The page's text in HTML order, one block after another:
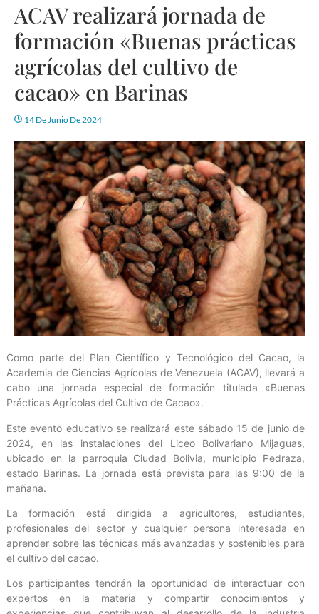
ACAV realizará jornada de
formación «Buenas prácticas
agrícolas del cultivo de
cacao» en Barinas
14 De Junio De 2024
Como parte del Plan Científico y Tecnológico del Cacao, la
Academia de Ciencias Agrícolas de Venezuela (ACAV), llevará a
cabo una jornada especial de formación titulada «Buenas
Prácticas Agrícolas del Cultivo de Cacao».
Este evento educativo se realizará este sábado 15 de junio de
2024, en las instalaciones del Liceo Bolivariano Mijaguas,
ubicado en la parroquia Ciudad Bolivia, municipio Pedraza,
estado Barinas. La jornada está prevista para las 9:00 de la
mañana.
La formación está dirigida a agricultores, estudiantes,
profesionales del sector y cualquier persona interesada en
aprender sobre las técnicas más avanzadas y sostenibles para
el cultivo del cacao.
Los participantes tendrán la oportunidad de interactuar con
expertos en la materia y compartir conocimientos y